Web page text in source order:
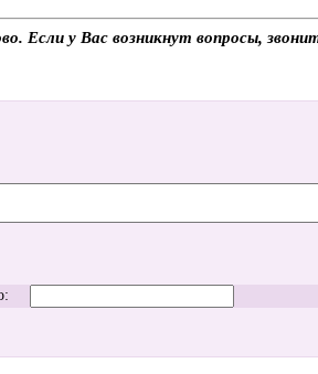
Если у Вас возникнут вопросы,